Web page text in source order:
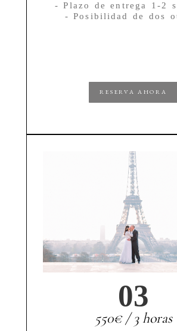
- Plazo de entrega 1-2
- Posibilidad de dos
RESERVA AHORA
03
550€ / 3 horas